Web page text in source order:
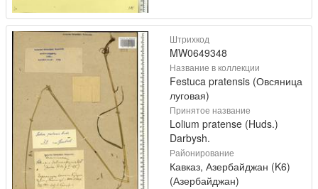
Штрихкод
MW0649348
Название в коллекции
Festuca pratensis (Овсяница
луговая)
Принятое название
Lolium pratense (Huds.)
Darbysh.
Районирование
Кавказ, Азербайджан (K6)
(Азербайджан)